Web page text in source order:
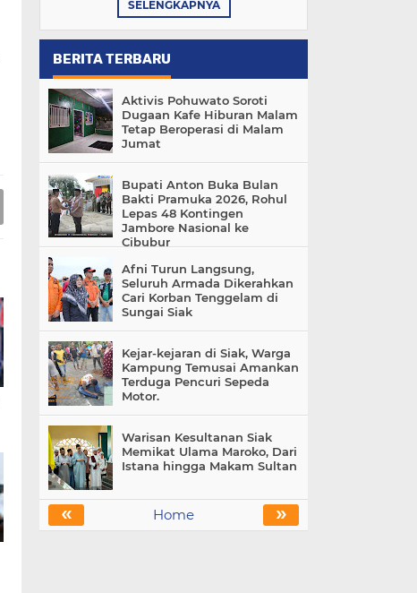
SELENGKAPNYA
BERITA TERBARU
Aktivis Pohuwato Soroti
Dugaan Kafe Hiburan Malam
Tetap Beroperasi di Malam
Jumat
Bupati Anton Buka Bulan
Bakti Pramuka 2026, Rohul
Lepas 48 Kontingen
Jambore Nasional ke
Cibubur
Afni Turun Langsung,
Seluruh Armada Dikerahkan
Cari Korban Tenggelam di
Sungai Siak
Kejar-kejaran di Siak, Warga
Kampung Temusai Amankan
Terduga Pencuri Sepeda
Motor.
Warisan Kesultanan Siak
Memikat Ulama Maroko, Dari
Istana hingga Makam Sultan
« »
Home